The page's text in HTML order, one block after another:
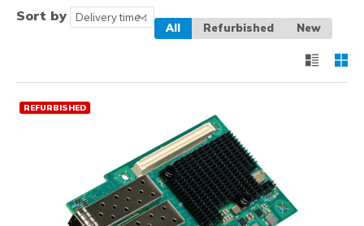
Sort by
All Refurbished New
REFURBISHED